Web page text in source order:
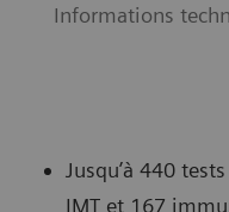
Informations
Jusqu’à 440
IMT et 167